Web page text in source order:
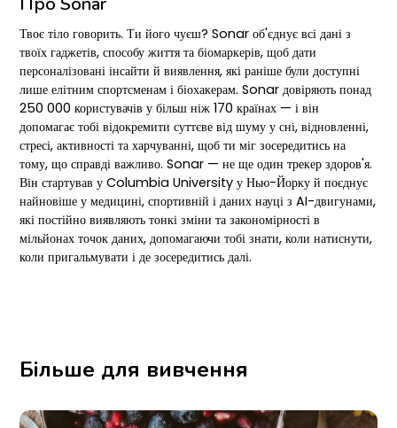
Твоє тіло говорить. Ти його чуєш? Sonar об'єднує всі дані з
твоїх гаджетів, способу життя та біомаркерів, щоб дати
персоналізовані інсайти й виявлення, які раніше були доступні
лише елітним спортсменам і біохакерам. Sonar довіряють понад
250 000 користувачів у більш ніж 170 країнах — і він
допомагає тобі відокремити суттєве від шуму у сні, відновленні,
стресі, активності та харчуванні, щоб ти міг зосередитись на
тому, що справді важливо. Sonar — не ще один трекер здоров'я.
Він стартував у Columbia University у Нью-Йорку й поєднує
найновіше у медицині, спортивній і даних науці з AI-двигунами,
які постійно виявляють тонкі зміни та закономірності в
мільйонах точок даних, допомагаючи тобі знати, коли натиснути,
коли пригальмувати і де зосередитись далі.
Більше для вивчення